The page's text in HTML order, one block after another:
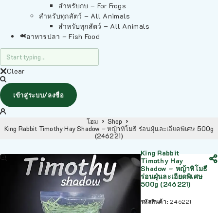
สำหรับกบ – For Frogs
สำหรับทุกสัตว์ – All Animals
สำหรับทุกสัตว์ – All Animals
อาหารปลา – Fish Food
Clear
เข้าสู่ระบบ/ลงชื่อ
โฮม
Shop
King Rabbit Timothy Hay Shadow – หญ้าทิโมธี ร่อนฝุ่นละเอียดพิเศษ 500g
(246221)
King Rabbit
Timothy Hay
Shadow – หญ้าทิโมธี
ร่อนฝุ่นละเอียดพิเศษ
500g (246221)
รหัสสินค้า: 246221